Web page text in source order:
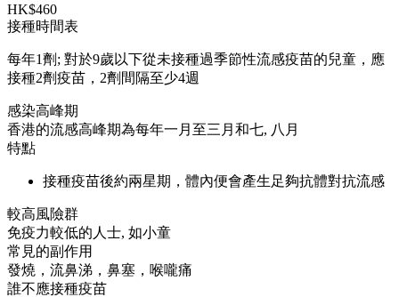
HK$460
接種時間表
每年1劑; 對於9歲以下從未接種過季節性流感疫苗的兒童，應
接種2劑疫苗，2劑間隔至少4週
感染高峰期
香港的流感高峰期為每年一月至三月和七, 八月
特點
接種疫苗後約兩星期，體內便會產生足夠抗體對抗流感
較高風險群
免疫力較低的人士, 如小童
常見的副作用
發燒，流鼻涕，鼻塞，喉嚨痛
誰不應接種疫苗